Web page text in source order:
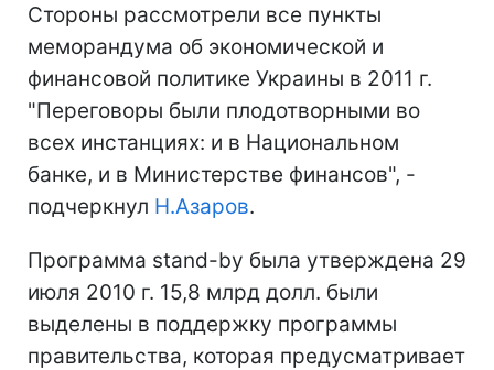
Стороны рассмотрели все пункты
меморандума об экономической и
финансовой политике Украины в 2011 г.
"Переговоры были плодотворными во
всех инстанциях: и в Национальном
банке, и в Министерстве финансов", -
подчеркнул Н.Азаров.
Программа stand-by была утверждена 29
июля 2010 г. 15,8 млрд долл. были
выделены в поддержку программы
правительства, которая предусматривает